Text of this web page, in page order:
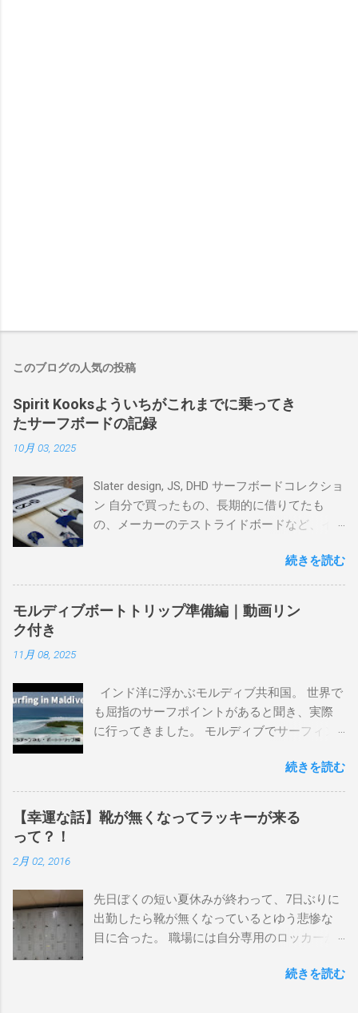
このブログの人気の投稿
Spirit Kooksよういちがこれまでに乗ってき
たサーフボードの記録
10月 03, 2025
Slater design, JS, DHD サーフボードコレクショ
ン 自分で買ったもの、長期的に借りてたも
の、メーカーのテストライドボードなど、イ
を書き残しているページです。 記録と残して
るので、過去のボードたちはもうすでに人に
譲って、手元に無いのがほとんどだけど。 色
んなサーフボードに乗って、サーフィンの世
ーメイドビーチ 最もロングライドしてきたポ
イント スナッパー、レインボーベイ、グリ
ーンマウント、クーリービーチ、キラ、レノ
狙っているポイント バーレー、キラ、レイ
ンボーベイ、クーリービーチ 絶対に入りたい
ポイント ベルズビーチ、グレートオーシャ
ナチュラル DHD DX-1
5'10"×18'3/8×2'3/16 Glassing Team 4×4
Extra Toe patch FCS Dacy 6'0 Nick Maz 5'5"×
18'7/8"×2'5/18 FCS 375mm 295mm Firewire
Slater design OMNI 5' 3"×18'5/8"×2'1/4" Round
続きを読む
モルディブボートトリップ準備編｜動画リン
ク付き
11月 08, 2025
インド洋に浮かぶモルディブ共和国。 世界で
も屈指のサーフポイントがあると聞き、実際
に行ってきました。 モルディブでサーフィン
テルやリゾートに滞在して目の前のブレイク
を独占するスタイル。もうひとつが、複数の
ポイントを巡る「ボートトリップ」です。 今
回はそのボートトリップで、時間と空間の贅
系YouTubeチャンネル「よういちチャンネル
Spirit Kooks」と、国内外のサーフトリップ専
門旅行会社「Geekoutトラベル」さんとのコラ
際に行ったアクセス方法やスケジュールをま
続きを読む
【幸運な話】靴が無くなってラッキーが来る
って？！
2月 02, 2016
先日ぼくの短い夏休みが終わって、7日ぶりに
出勤したら靴が無くなっているとゆう悲惨な
目に合った。 職場には自分専用のロッカーが
んでいるのだが、仕事中に履いているシェフ
続きを読む